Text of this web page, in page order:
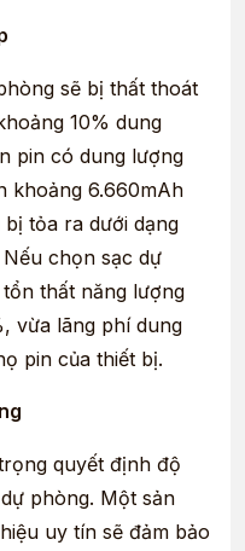
sẽ bị thất thoát
10% dung
pin có dung lượng
khoảng 6.660mAh
tỏa ra dưới dạng
chọn sạc dự
thất năng lượng
vừa lãng phí dung
pin của thiết bị.
quyết định độ
phòng. Một sản
uy tín sẽ đảm bảo